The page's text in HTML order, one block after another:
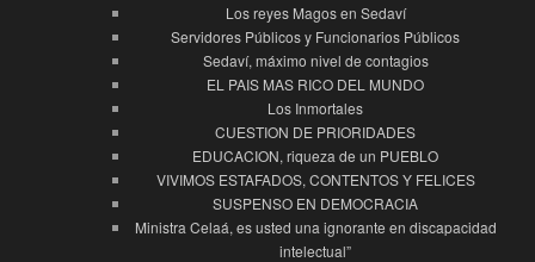
Los reyes Magos en Sedaví
Servidores Públicos y Funcionarios Públicos
Sedaví, máximo nivel de contagios
EL PAIS MAS RICO DEL MUNDO
Los Inmortales
CUESTION DE PRIORIDADES
EDUCACION, riqueza de un PUEBLO
VIVIMOS ESTAFADOS, CONTENTOS Y FELICES
SUSPENSO EN DEMOCRACIA
Ministra Celaá, es usted una ignorante en discapacidad
intelectual”